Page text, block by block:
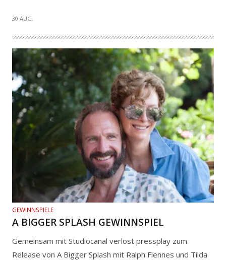
30 AUG.
GEWINNSPIELE
A BIGGER SPLASH GEWINNSPIEL
Gemeinsam mit Studiocanal verlost pressplay zum
Release von A Bigger Splash mit Ralph Fiennes und Tilda